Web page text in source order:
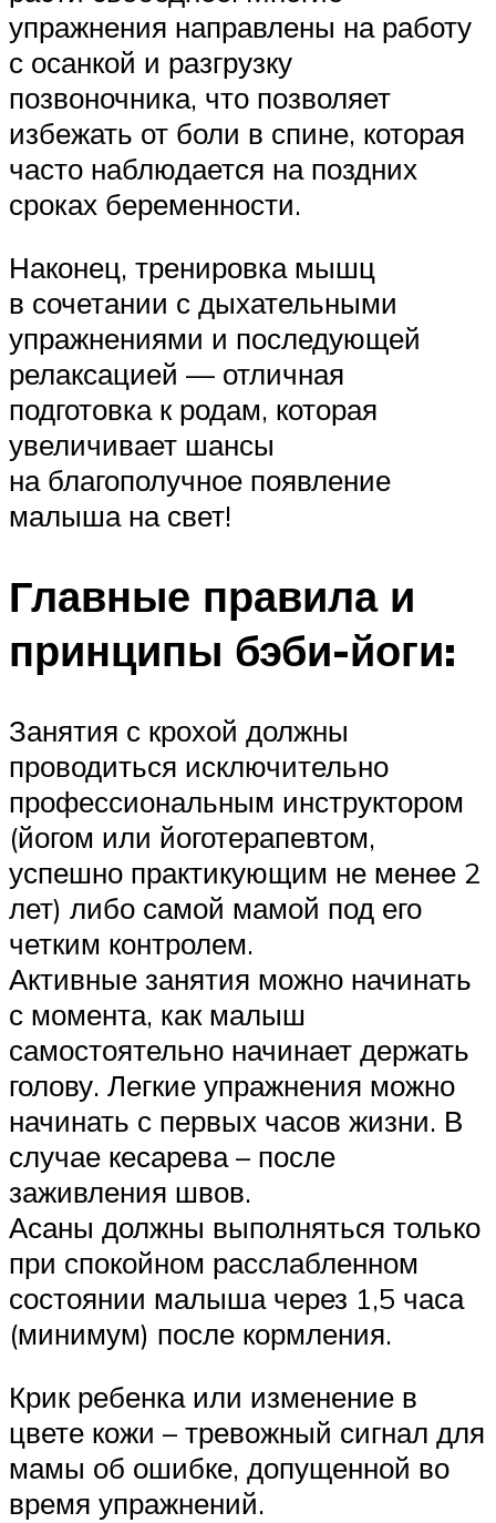
упражнения направлены на работу
с осанкой и разгрузку
позвоночника, что позволяет
избежать от боли в спине, которая
часто наблюдается на поздних
сроках беременности.
Наконец, тренировка мышц
в сочетании с дыхательными
упражнениями и последующей
релаксацией — отличная
подготовка к родам, которая
увеличивает шансы
на благополучное появление
малыша на свет!
Главные правила и
принципы бэби-йоги:
Занятия с крохой должны
проводиться исключительно
профессиональным инструктором
(йогом или йоготерапевтом,
успешно практикующим не менее 2
лет) либо самой мамой под его
четким контролем.
Активные занятия можно начинать
с момента, как малыш
самостоятельно начинает держать
голову. Легкие упражнения можно
начинать с первых часов жизни. В
случае кесарева – после
заживления швов.
Асаны должны выполняться только
при спокойном расслабленном
состоянии малыша через 1,5 часа
(минимум) после кормления.
Крик ребенка или изменение в
цвете кожи – тревожный сигнал для
мамы об ошибке, допущенной во
время упражнений.